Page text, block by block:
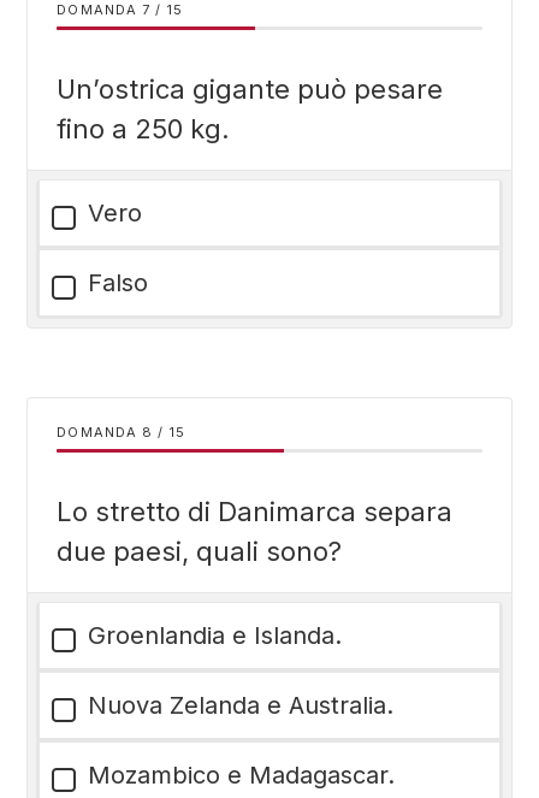
DOMANDA / 15
Un’ostrica gigante può pesare
fino a 250 kg.
Vero
Falso
DOMANDA / 15
Lo stretto di Danimarca separa
due paesi, quali sono?
Groenlandia e Islanda.
Nuova Zelanda e Australia.
Mozambico e Madagascar.